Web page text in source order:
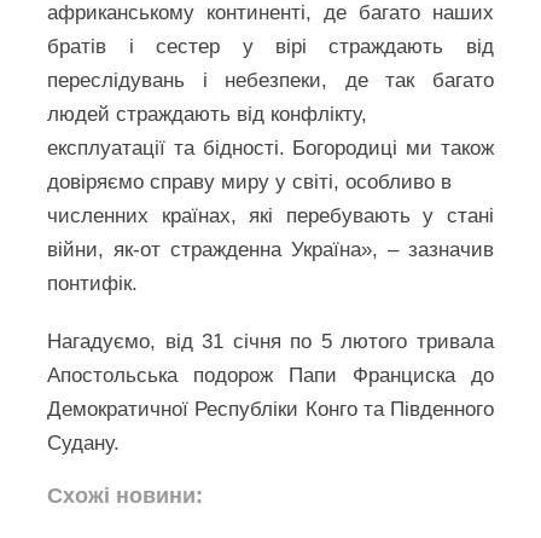
африканському континенті, де багато наших
братів і сестер у вірі страждають від
переслідувань і небезпеки, де так багато
людей страждають від конфлікту,
експлуатації та бідності. Богородиці ми також
довіряємо справу миру у світі, особливо в
численних країнах, які перебувають у стані
війни, як-от стражденна Україна», – зазначив
понтифік.
Нагадуємо, від 31 січня по 5 лютого тривала
Апостольська подорож Папи Франциска до
Демократичної Республіки Конго та Південного
Судану.
Схожі новини: